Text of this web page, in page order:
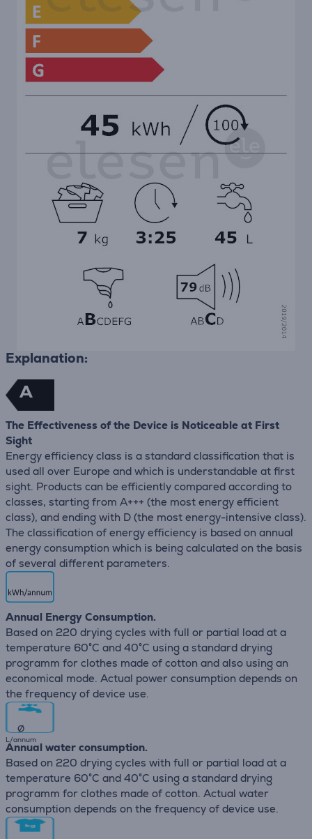
Explanation:
A
The Effectiveness of the Device is Noticeable at First
Sight
Energy efficiency class is a standard classification that is
used all over Europe and which is understandable at first
sight. Products can be efficiently compared according to
classes, starting from A+++ (the most energy efficient
class), and ending with D (the most energy-intensive class).
The classification of energy efficiency is based on annual
energy consumption which is being calculated on the basis
of several different parameters.
Annual Energy Consumption.
Based on 220 drying cycles with full or partial load at a
temperature 60°C and 40°C using a standard drying
programm for clothes made of cotton and also using an
economical mode. Actual power consumption depends on
the frequency of device use.
∅
L/annum
Annual water consumption.
Based on 220 drying cycles with full or partial load at a
temperature 60°C and 40°C using a standard drying
programm for clothes made of cotton. Actual water
consumption depends on the frequency of device use.